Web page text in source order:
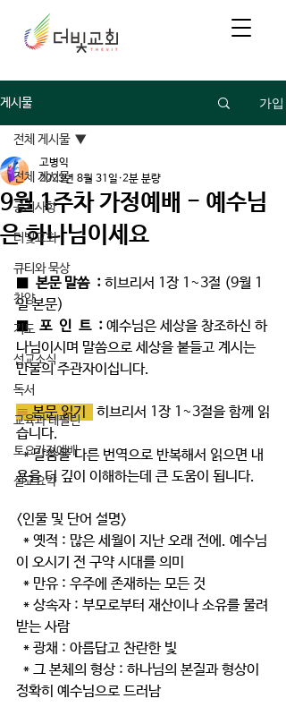
게시물 가입
전체 게시물
공지사항
더빛교회
큐티와 묵상
찬양
기도
선교소식
독서
교육과 테필린
토요가정예배
설교요약
전체 게시물
9월 1주차 가정예배 - 예수님
은 하나님이세요
고병익
2023년 8월 31일 2분 분량
■ 본문 말씀  : 히브리서 1장 1~3절 (9월 1
일 본문)
■ 포  인  트  : 예수님은 세상을 창조하신 하
나님이시며 말씀으로 세상을 붙들고 계시는
만물의 주관자이십니다.
≡ 본문 읽기
히브리서 1장 1~3절을 함께 읽
습니다.
  * 말씀을 다른 번역으로 반복해서 읽으면 내
용을 더 깊이 이해하는데 큰 도움이 됩니다.
<인물 및 단어 설명>
이 오시기 전 구약 시대를 의미
  * 만유 : 우주에 존재하는 모든 것
받는 사람
  * 광채 : 아름답고 찬란한 빛
정확히 예수님으로 드러남